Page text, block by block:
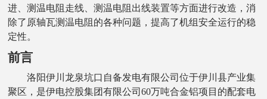
进、测温电阻走线、测温电阻出线装置等方面进行改造，消
除了原轴瓦测温电阻的各种问题，提高了机组安全运行的稳
定性。
前言
洛阳伊川龙泉坑口自备发电有限公司位于伊川县产业集
聚区，是伊电控股集团有限公司60万吨合金铝项目的配套电